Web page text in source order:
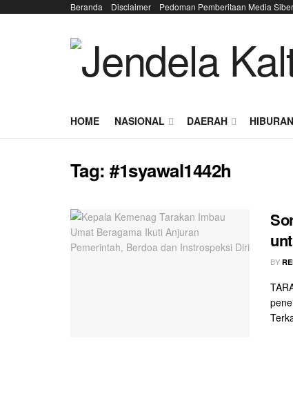
Beranda Disclaimer Pedoman Pemberitaan Media Siber
HOME NASIONAL DAERAH HIBURAN
Tag:#1syawal1442h
BY